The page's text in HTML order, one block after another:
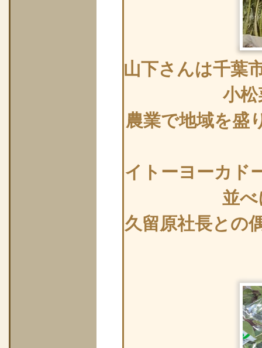
山下さんは千葉
小
農業で地域を盛
イトーヨーカド
並
久留原社長との